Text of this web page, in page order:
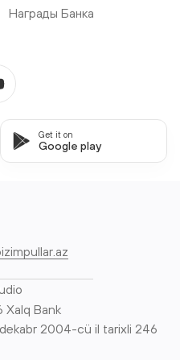
Награды Банка
Get it on
Google play
Bank
2004-cü il tarixli 246